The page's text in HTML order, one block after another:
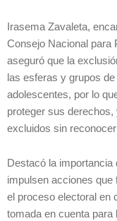
Irasema Zavaleta,
Consejo Nacional para
aseguró que la
las esferas y grupos
adolescentes, por lo
proteger sus
excluidos sin
Destacó la importancia
impulsen acciones que
el proceso electoral en
tomada en cuenta